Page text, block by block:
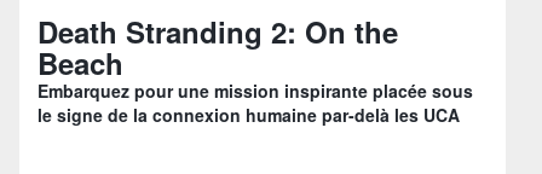
Death Stranding 2: On the
Beach
Embarquez pour une mission inspirante placée sous
le signe de la connexion humaine par-delà les UCA